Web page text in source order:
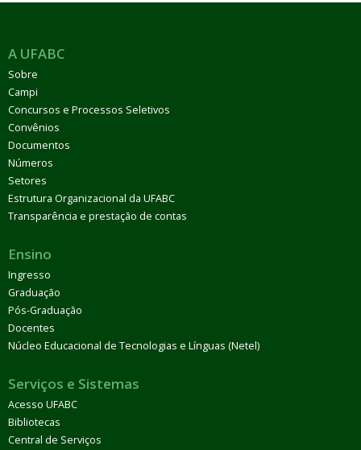
A UFABC
Sobre
Campi
Concursos e Processos Seletivos
Convênios
Documentos
Números
Setores
Estrutura Organizacional da UFABC
Transparência e prestação de contas
Ensino
Ingresso
Graduação
Pós-Graduação
Docentes
Núcleo Educacional de Tecnologias e Línguas (Netel)
Serviços e Sistemas
Acesso UFABC
Bibliotecas
Central de Serviços